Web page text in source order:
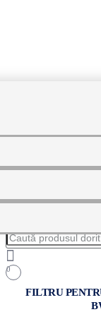
produsul
dorit....
0
FILTRU